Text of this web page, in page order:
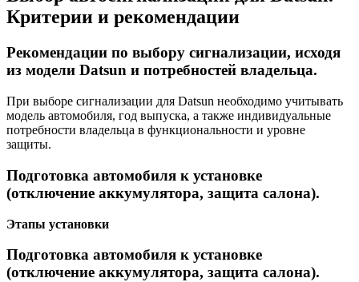
Критерии и рекомендации
Рекомендации по выбору сигнализации, исходя
из модели Datsun и потребностей владельца.
При выборе сигнализации для Datsun необходимо учитывать
модель автомобиля, год выпуска, а также индивидуальные
потребности владельца в функциональности и уровне
защиты.
Подготовка автомобиля к установке
(отключение аккумулятора, защита салона).
Этапы установки
Подготовка автомобиля к установке
(отключение аккумулятора, защита салона).